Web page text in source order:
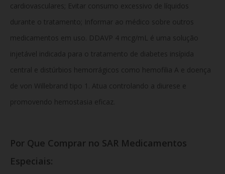
cardiovasculares; Evitar consumo excessivo de líquidos
durante o tratamento; Informar ao médico sobre outros
medicamentos em uso. DDAVP 4 mcg/mL é uma solução
injetável indicada para o tratamento de diabetes insípida
central e distúrbios hemorrágicos como hemofilia A e doença
de von Willebrand tipo 1. Atua controlando a diurese e
promovendo hemostasia eficaz.
Por Que Comprar no SAR Medicamentos
Especiais: